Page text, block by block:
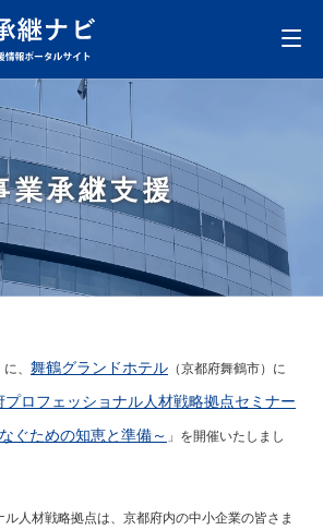
業承継支援
、 舞鶴グランドホテル （京都府舞鶴市）に
プロフェッショナル人材戦略拠点セミナー
ぐための知恵と準備～ 」を開催いたしまし
人材戦略拠点は、京都府内の中小企業の皆さま